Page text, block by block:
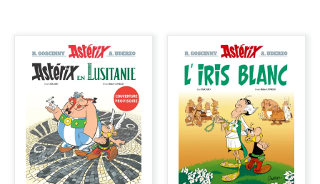
ancien